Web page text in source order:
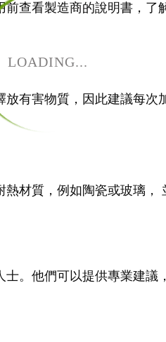
LOADING...
查看製造商的說明書，了
有害物質，因此建議每次
材質，例如陶瓷或玻璃
。他們可以提供專業建